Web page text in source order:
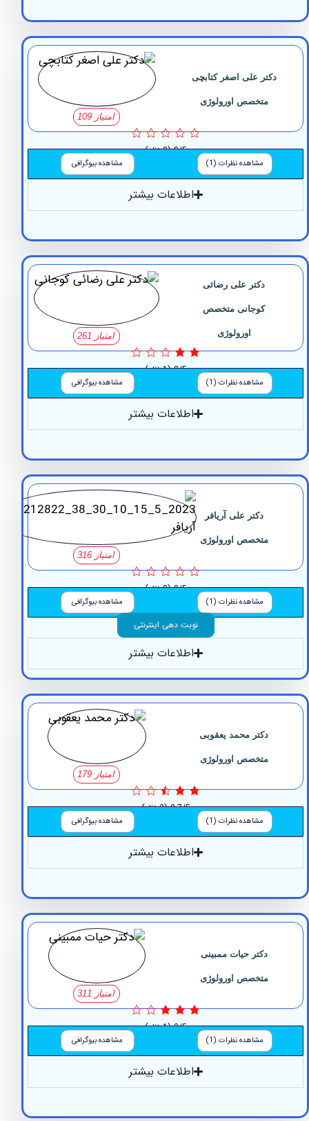
علی اصغر کتابچی
متخصص اورولوژی
0/5 (0 نظر)
مشاهده نظرات (1) مشاهده بیوگرافی
اطلاعات بیشتر
دکتر علی رضائی
کوجانی متخصص
2/5 (1 نظر)
مشاهده نظرات (1) مشاهده بیوگرافی
اطلاعات بیشتر
دکتر علی آریافر
متخصص اورولوژی
0/5 (0 نظر)
مشاهده نظرات (1) مشاهده بیوگرافی
نوبت دهی اینترنتی
اطلاعات بیشتر
دکتر محمد یعقوبی
متخصص اورولوژی
2.7/5 (3 نظر)
مشاهده نظرات (1) مشاهده بیوگرافی
اطلاعات بیشتر
دکتر حیات ممبینی
متخصص اورولوژی
3/5 (1 نظر)
مشاهده نظرات (1) مشاهده بیوگرافی
اطلاعات بیشتر